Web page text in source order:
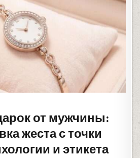
от мужчины:
жеста с точки
и этикета